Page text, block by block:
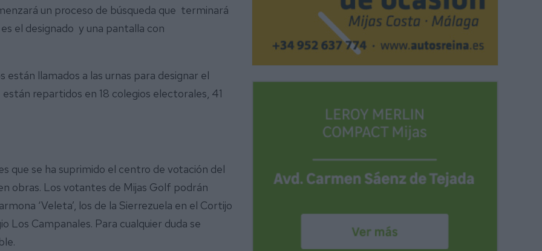
un proceso de búsqueda que terminará
el designado y una pantalla con
están llamados a las urnas para designar el
repartidos en 18 colegios electorales, 41
que se ha suprimido el centro de votación del
obras. Los votantes de Mijas Golf podrán
‘Veleta’, los de la Sierrezuela en el Cortijo
Los Campanales. Para cualquier duda se